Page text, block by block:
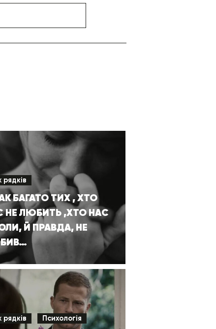
рядків
БАГАТО ТИХ , ХТО
НЕ ЛЮБИТЬ ,ХТО НАС
Й ПРАВДА, НЕ
рядків Психологія